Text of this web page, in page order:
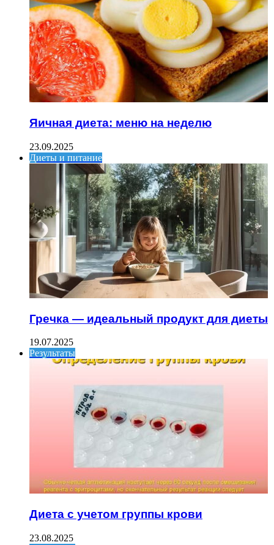
Яичная диета: меню на неделю
23.09.2025
Диеты и питание
Гречка — идеальный продукт для диеты
19.07.2025
Результаты
Диета с учетом группы крови
23.08.2025